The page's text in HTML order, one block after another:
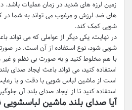
زمین لرزه های شدید در زمان عملیات باشد. در
های ضد لرزش و مرغوب می تواند به شما
شویی کمک کند.
در نهایت، یکی دیگر از عواملی که می تواند
شویی شود، نوع استفاده از آن است. در
با هم مخلوط کنید و به صورت بی نظم و
استفاده کنید، می تواند باعث ایجاد صدای
است از ماشین لباس شویی با دقت و با
استفاده کنید تا از ایجاد صدای بلند آن
آیا صدای بلند ماشین